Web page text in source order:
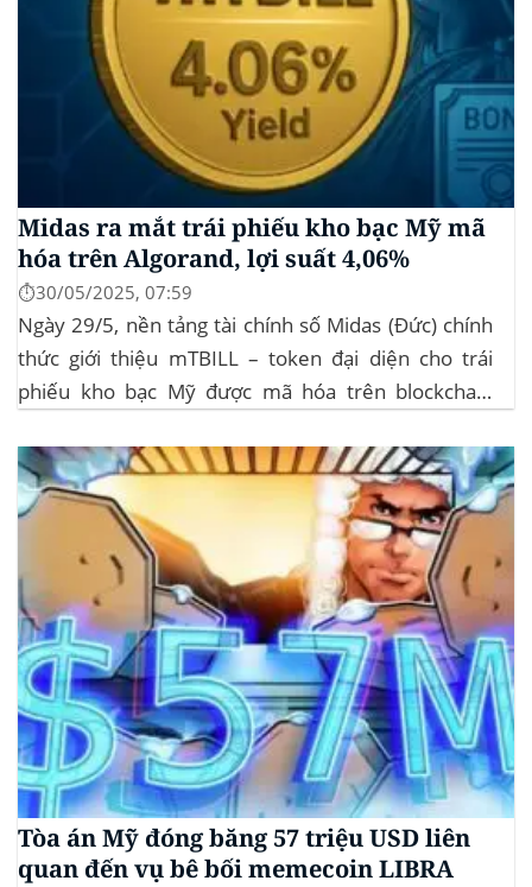
Midas ra mắt trái phiếu kho bạc Mỹ mã
hóa trên Algorand, lợi suất 4,06%
⏱️30/05/2025, 07:59
Ngày 29/5, nền tảng tài chính số Midas (Đức) chính
thức giới thiệu mTBILL – token đại diện cho trái
phiếu kho bạc Mỹ được mã hóa trên blockchain
không yêu cầu mức đầu tư tối thiểu. mTBILL được
bảo chứng bằng...
Tòa án Mỹ đóng băng 57 triệu USD liên
quan đến vụ bê bối memecoin LIBRA